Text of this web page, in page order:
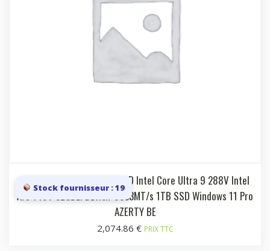
Laptop 16i UHD+ 60 Hz OLED Intel Core Ultra 9 288V Intel
Arc 140V 32GBLPDDR5x-8533MT/s 1TB SSD Windows 11 Pro
AZERTY BE
2,074.86 € PRIX TTC
Stock fournisseur : 19